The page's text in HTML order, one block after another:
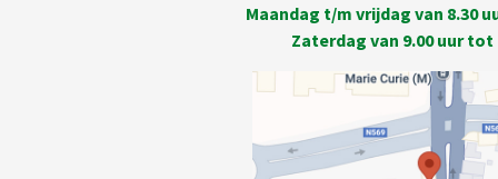
Maandag t/m vrijdag van 8.30
Zaterdag van 9.00 uur tot